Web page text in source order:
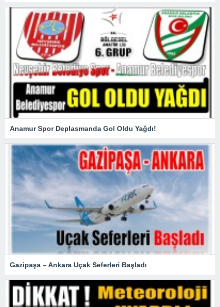
Anamur Spor Deplasmanda Gol Oldu Yağdı!
Gazipaşa – Ankara Uçak Seferleri Başladı